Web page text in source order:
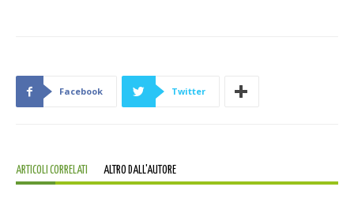
Facebook Twitter
ARTICOLI CORRELATI ALTRO DALL'AUTORE